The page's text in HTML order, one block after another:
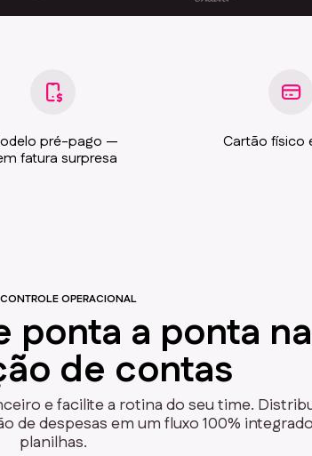
pré-pago —
fatura surpresa
Cartão físico
OPERACIONAL
ponta a ponta na
de contas
e facilite a rotina do seu time.
de despesas em um fluxo 100%
planilhas.